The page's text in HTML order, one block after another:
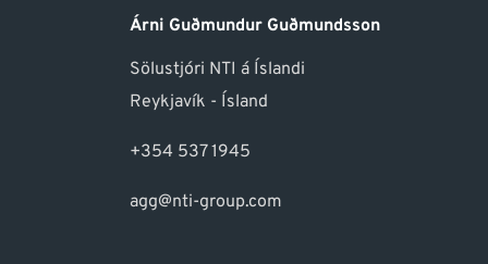
Árni Guðmundur Guðmundsson
Sölustjóri NTI á Íslandi
Reykjavík - Ísland
+354 537 1945
agg@nti-group.com